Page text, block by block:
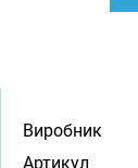
Виробник
Артикул